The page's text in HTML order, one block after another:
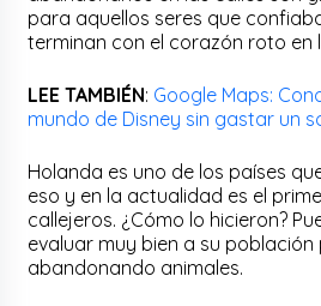
para aquellos seres que
terminan con el corazón roto en
LEE TAMBIÉN: Google Maps:
mundo de Disney sin gastar un
Holanda es uno de los países
eso y en la actualidad es el
callejeros. ¿Cómo lo hicieron?
evaluar muy bien a su
abandonando animales.